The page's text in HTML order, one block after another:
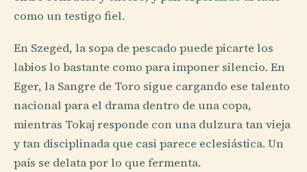
como un testigo fiel.
En Szeged, la sopa de pescado puede picarte los
labios lo bastante como para imponer silencio. En
Eger, la Sangre de Toro sigue cargando ese talento
nacional para el drama dentro de una copa,
mientras Tokaj responde con una dulzura tan vieja
y tan disciplinada que casi parece eclesiástica. Un
país se delata por lo que fermenta.